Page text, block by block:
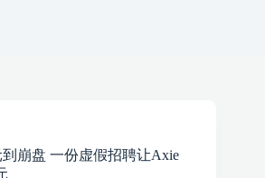
到崩盘 一份虚假招聘让Axie